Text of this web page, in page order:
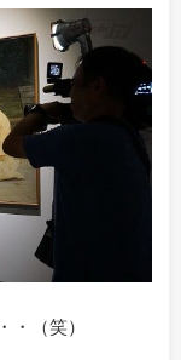
・（笑）